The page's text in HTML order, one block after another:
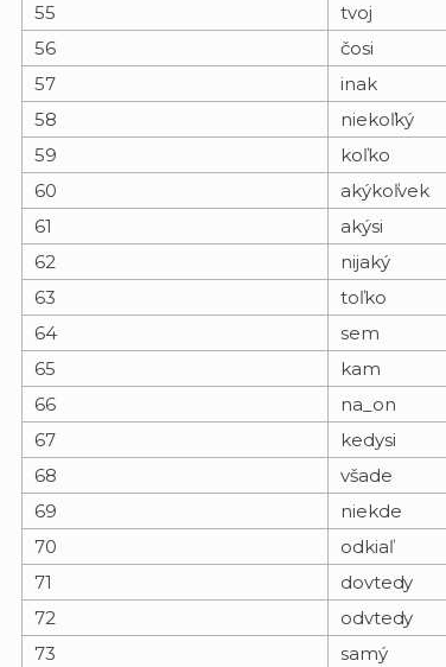
55
tvoj
56
čosi
57
inak
58
niekoľký
59
koľko
60
akýkoľvek
61
akýsi
62
nijaký
63
toľko
64
sem
65
kam
66
na_on
67
kedysi
68
všade
69
niekde
70
odkiaľ
71
dovtedy
72
odvtedy
73
samý